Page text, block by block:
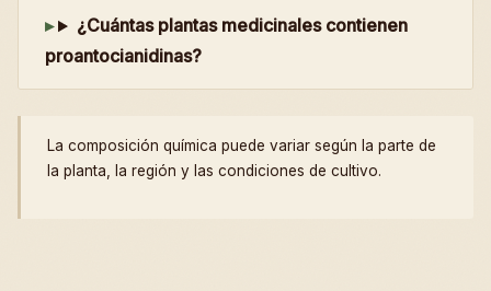
¿Cuántas plantas medicinales contienen
proantocianidinas?
La composición química puede variar según la parte de
la planta, la región y las condiciones de cultivo.